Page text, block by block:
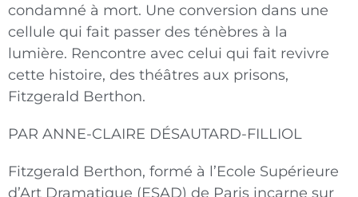
condamné à mort. Une conversion dans une
cellule qui fait passer des ténèbres à la
lumière. Rencontre avec celui qui fait revivre
cette histoire, des théâtres aux prisons,
Fitzgerald Berthon.
PAR ANNE-CLAIRE DÉSAUTARD-FILLIOL
Fitzgerald Berthon, formé à l’Ecole Supérieure
d’Art Dramatique (ESAD) de Paris incarne sur